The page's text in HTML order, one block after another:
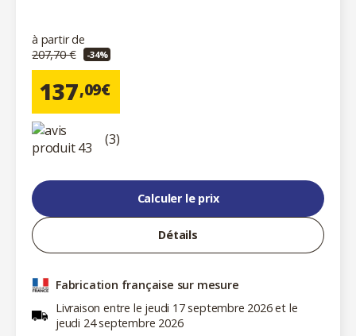
à partir de
207,70 €
-34%
137,09€
(3)
Calculer le prix
Détails
Fabrication française sur mesure
Livraison entre le jeudi 17 septembre 2026 et le
jeudi 24 septembre 2026